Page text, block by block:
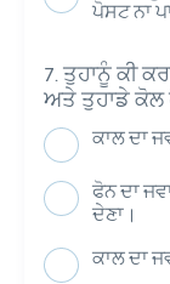
ਪੋਸਟ ਨਾ
ਤੁਹਾਨੂੰ ਕੀ
ਅਤੇ ਤੁਹਾਡੇ ਕੋਲ
ਕਾਲ ਦਾ
ਫੋਨ ਦਾ
ਦੇਣਾ।
ਕਾਲ ਦਾ